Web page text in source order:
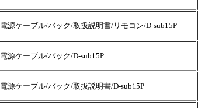
電源ケーブル/バック/取扱説明書/リモコン/D-sub15P
電源ケーブル/バック/D-sub15P
電源ケーブル/バック/取扱説明書/D-sub15P